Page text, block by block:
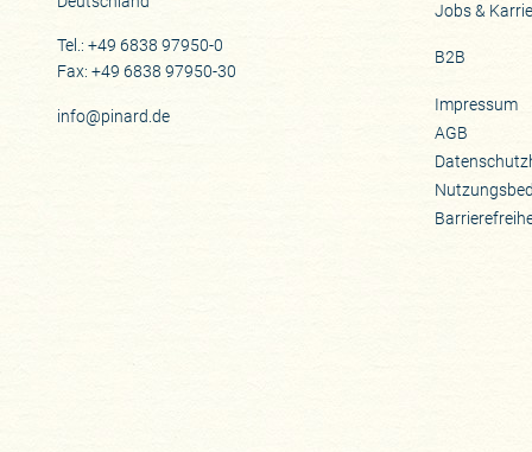
Tel.: +49 6838 97950-0
Fax: +49 6838 97950-30
info@pinard.de
Jobs &
B2B
Impressum
AGB